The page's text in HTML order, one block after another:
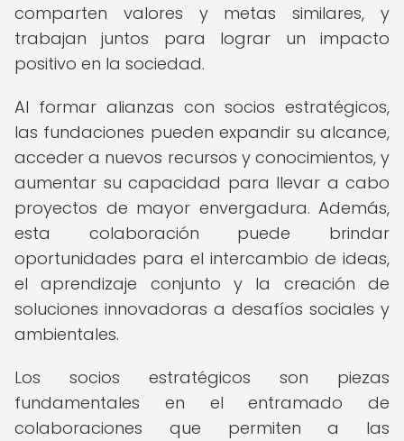
comparten valores y metas similares, y
trabajan juntos para lograr un impacto
positivo en la sociedad.
Al formar alianzas con socios estratégicos,
las fundaciones pueden expandir su alcance,
acceder a nuevos recursos y conocimientos, y
aumentar su capacidad para llevar a cabo
proyectos de mayor envergadura. Además,
esta colaboración puede brindar
oportunidades para el intercambio de ideas,
el aprendizaje conjunto y la creación de
soluciones innovadoras a desafíos sociales y
ambientales.
Los socios estratégicos son piezas
fundamentales en el entramado de
colaboraciones que permiten a las